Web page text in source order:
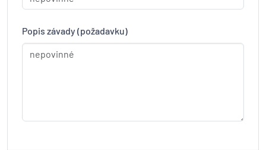
Popis závady (požadavku)